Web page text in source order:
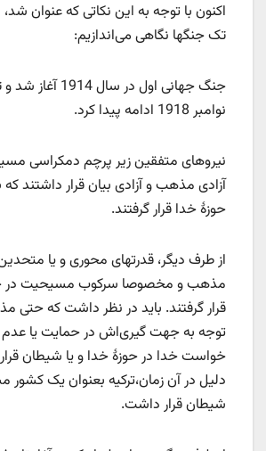
اکنون با توجه به این نکاتی که عنوان
تک جنگها نگاهی می‌اندازیم:
جنگ جهانی اول در سال
نوامبر 1918 ادامه پیدا کرد.
نیروهای متفقین زیر پرچم دمکراسی
آزادی مذهب و آزادی بیان قرار داشتند
حوزۀ خدا قرار گرفتند.
از طرف دیگر، قدرتهای محوری و یا
مذهب و مخصوصا سرکوب مسیحیت در
قرار گرفتند. باید در نظر داشت که حتی
توجه به جهت گیری‌اش در حمایت یا عدم
خواست خدا در حوزۀ خدا و یا شیطان
دلیل در آن زمان،‌ترکیه بعنوان یک کشور
شیطان قرار داشت.